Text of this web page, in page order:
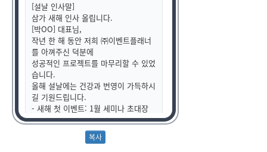
[설날 인사말]
삼가 새해 인사 올립니다.
[박OO] 대표님,
작년 한 해 동안 저희 ㈜이벤트플래너
를 아껴주신 덕분에
성공적인 프로젝트를 마무리할 수 있었
습니다.
올해 설날에는 건강과 번영이 가득하시
길 기원드립니다.
- 새해 첫 이벤트: 1월 세미나 초대장
동봉
- 일정: 1월 15일(수) 오후 2시
- 장소: 코엑스 컨퍼런스룸